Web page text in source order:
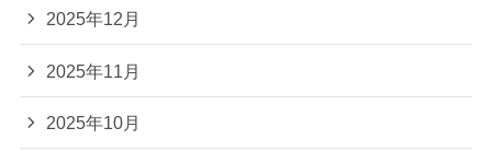
2025年12月
2025年11月
2025年10月